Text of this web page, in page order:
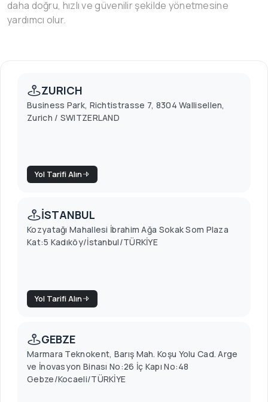
daha doğru, hızlı ve güvenilir şekilde yönetmesine
yardımcı olur.
ZURICH
Business Park, Richtistrasse 7, 8304 Wallisellen,
Zurich / SWITZERLAND
Yol Tarifi Alın
İSTANBUL
Kozyatağı Mahallesi İbrahim Ağa Sokak Som Plaza
Kat:5 Kadıköy/İstanbul/TÜRKİYE
Yol Tarifi Alın
GEBZE
Marmara Teknokent, Barış Mah. Koşu Yolu Cad. Arge
ve İnovasyon Binası No:26 İç Kapı No:48
Gebze/Kocaeli/TÜRKİYE